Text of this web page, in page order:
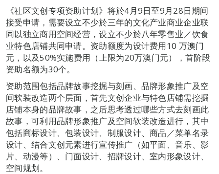
《社区文创专项资助计划》将於4月9日至9月28日期间
接受申请，需要设立不少於三年的文化产业商业企业联
同以独立商用空间经营，设立不少於八年零售业／饮食
业特色店铺共同申请。资助额度为设计费用10 万澳门
元，以及50%实施费用（上限为20万澳门元），首阶段
资助名额为30个。
资助范围包括品牌故事挖掘与刻画、品牌形象推广及空
间软装改造两个层面，首先文创企业与特色店铺需挖掘
店铺本身的品牌故事，之后思考透过哪些方式去刻画此
故事，可利用品牌形象推广及空间软装改造进行，其中
包括商标设计、包装设计、制服设计、商品／菜单名录
设计、结合文创元素进行宣传推广（如平面、音乐、影
片、动漫等）、门面设计、招牌设计、室内形象设计、
空间规划。